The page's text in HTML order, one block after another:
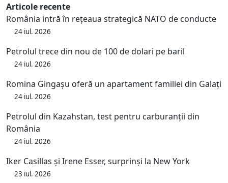
Articole recente
România intră în rețeaua strategică NATO de conducte
24 iul. 2026
Petrolul trece din nou de 100 de dolari pe baril
24 iul. 2026
Romina Gingașu oferă un apartament familiei din Galați
24 iul. 2026
Petrolul din Kazahstan, test pentru carburanții din
România
24 iul. 2026
Iker Casillas și Irene Esser, surprinși la New York
23 iul. 2026